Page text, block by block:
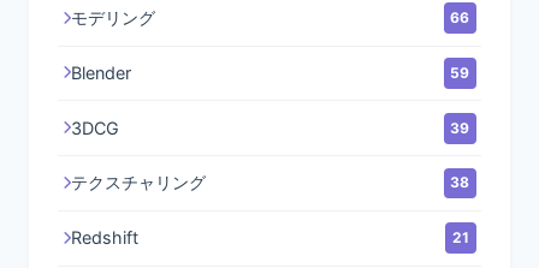
モデリング 66
Blender 59
3DCG 39
テクスチャリング 38
Redshift 21